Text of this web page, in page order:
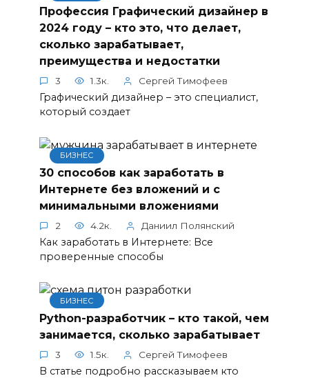
Профессия Графический дизайнер в
2024 году – кто это, что делает,
сколько зарабатывает,
преимущества и недостатки
3 1.3к. Сергей Тимофеев
Графический дизайнер – это специалист,
который создает
БИЗНЕС
30 способов как заработать в
Интернете без вложений и с
минимальными вложениями
2 4.2к. Даниил Полянский
Как заработать в Интернете: Все
проверенные способы
БИЗНЕС
Python-разработчик – кто такой, чем
занимается, сколько зарабатывает
3 1.5к. Сергей Тимофеев
В статье подробно рассказываем кто